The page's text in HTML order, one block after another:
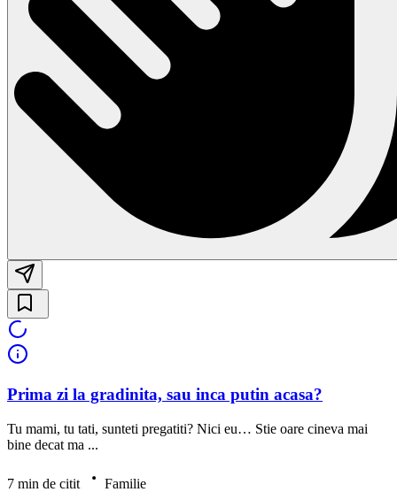
Prima zi la gradinita, sau inca putin acasa?
Tu mami, tu tati, sunteti pregatiti? Nici eu… Stie oare cineva mai
bine decat ma ...
7 min de citit Familie